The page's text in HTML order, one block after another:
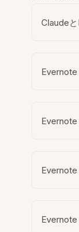
Claude
Evernote